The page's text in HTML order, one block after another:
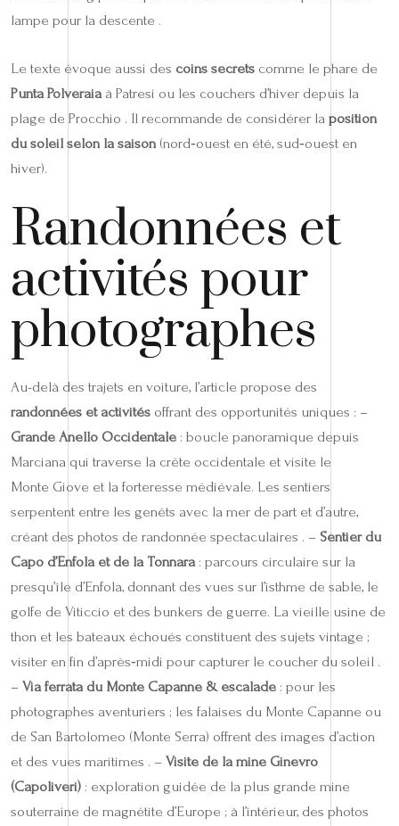
lampe pour la descente .
Le texte évoque aussi des coins secrets comme le phare de
Punta Polveraiaà Patresi ou les couchers d’hiver depuis la
plage de Procchio . Il recommande de considérer la position
du soleil selon la saison(nord‑ouest en été, sud‑ouest en
hiver).
Randonnées et
activités pour
photographes
Au-delà des trajets en voiture, l’article propose des
randonnées et activités offrant des opportunités uniques : –
Grande Anello Occidentale : boucle panoramique depuis
Marciana qui traverse la crête occidentale et visite le
Monte Giove et la forteresse médiévale. Les sentiers
serpentent entre les genêts avec la mer de part et d’autre,
créant des photos de randonnée spectaculaires . – Sentier du
Capo d’Enfola et de la Tonnara: parcours circulaire sur la
presqu’île d’Enfola, donnant des vues sur l’isthme de sable, le
golfe de Viticcio et des bunkers de guerre. La vieille usine de
thon et les bateaux échoués constituent des sujets vintage ;
visiter en fin d’après‑midi pour capturer le coucher du soleil .
– Via ferrata du Monte Capanne & escalade : pour les
photographes aventuriers ; les falaises du Monte Capanne ou
de San Bartolomeo (Monte Serra) offrent des images d’action
et des vues maritimes . – Visite de la mine Ginevro
(Capoliveri) : exploration guidée de la plus grande mine
souterraine de magnétite d’Europe ; à l’intérieur, des photos